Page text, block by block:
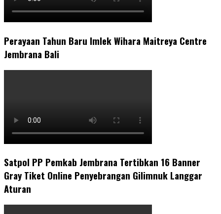
Perayaan Tahun Baru Imlek Wihara Maitreya Centre
Jembrana Bali
Satpol PP Pemkab Jembrana Tertibkan 16 Banner
Gray Tiket Online Penyebrangan Gilimnuk Langgar
Aturan